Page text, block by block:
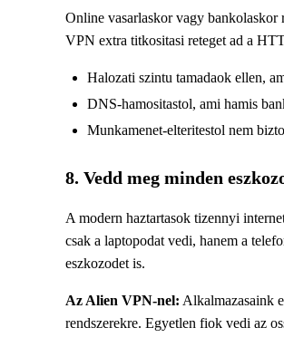
Online vasarlaskor vagy
VPN extra titkositasi reteget ad a
Halozati szintu tamadaok ellen,
DNS-hamositastol, ami hamis
Munkamenet-elteritestol nem
8. Vedd meg minden
A modern haztartasok tizennyi
csak a laptopodat vedi, hanem a
eszkozodet is.
Az Alien VPN-nel: Alkalmazasaink
rendszerekre. Egyetlen fiok vedi az